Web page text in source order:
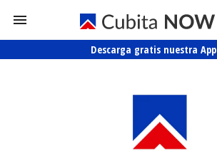
Descarga gratis nuestra App